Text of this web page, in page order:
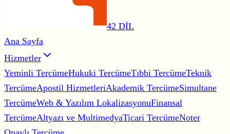
42 DİL
Ana Sayfa
Hizmetler
Yeminli TercümeHukuki TercümeTıbbi TercümeTeknik
TercümeApostil HizmetleriAkademik TercümeSimultane
TercümeWeb & Yazılım LokalizasyonuFinansal
TercümeAltyazı ve MultimedyaTicari TercümeNoter